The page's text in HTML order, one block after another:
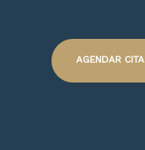
AGENDAR CITA